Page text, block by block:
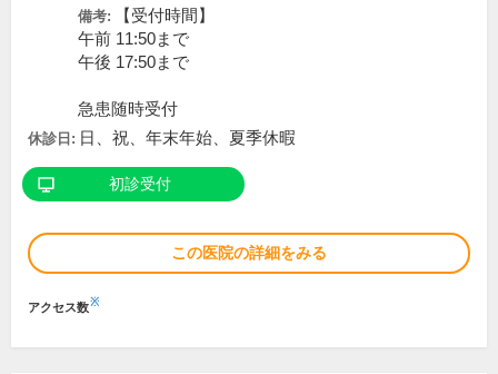
備考:
【受付時間】
午前 11:50まで
午後 17:50まで
急患随時受付
休診日: 日、祝、年末年始、夏季休暇
初診受付
この医院の詳細をみる
アクセス数※